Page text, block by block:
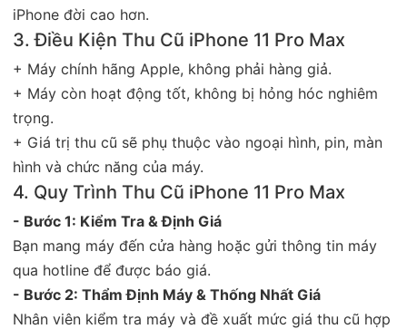
iPhone đời cao hơn.
3. Điều Kiện Thu Cũ iPhone 11 Pro Max
+ Máy chính hãng Apple, không phải hàng giả.
+ Máy còn hoạt động tốt, không bị hỏng hóc nghiêm
trọng.
+ Giá trị thu cũ sẽ phụ thuộc vào ngoại hình, pin, màn
hình và chức năng của máy.
4. Quy Trình Thu Cũ iPhone 11 Pro Max
- Bước 1: Kiểm Tra & Định Giá
Bạn mang máy đến cửa hàng hoặc gửi thông tin máy
qua hotline để được báo giá.
- Bước 2: Thẩm Định Máy & Thống Nhất Giá
Nhân viên kiểm tra máy và đề xuất mức giá thu cũ hợp